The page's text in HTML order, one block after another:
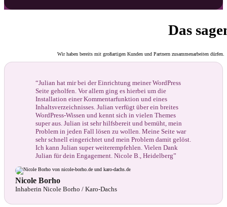
Das
Wir haben bereits mit großartigen Kunden und Partnern zusammenarbeiten dürfen.
“Julian hat mir bei der Einrichtung meiner WordPress
Seite geholfen. Vor allem ging es hierbei um die
Installation einer Kommentarfunktion und eines
Inhaltsverzeichnisses. Julian verfügt über ein breites
WordPress-Wissen und kennt sich in vielen Themes
super aus. Julian ist sehr hilfsbereit und bemüht, mein
Problem in jeden Fall lösen zu wollen. Meine Seite war
sehr schnell eingerichtet und mein Problem damit gelöst.
Ich kann Julian super weiterempfehlen. Vielen Dank
Julian für dein Engagement. Nicole B., Heidelberg”
Nicole Borho
Inhaberin Nicole Borho / Karo-Dachs